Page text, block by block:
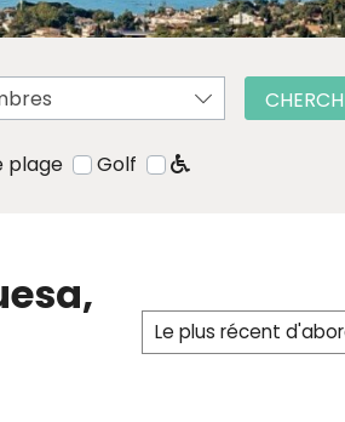
plage Golf
Le plus récent